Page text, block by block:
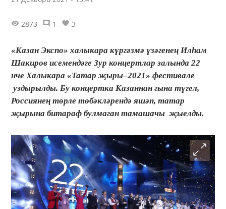
2873 1 3
«Казан Экспо» халыкара күргәзмә үзәгенең Илһам
Шакиров исемендәге Зур концертлар залында 22
нче Халыкара «Татар җыры–2021» фестивале
уздырылды. Бу концертка Казаннан гына түгел,
Россиянең төрле төбәкләрендә яшәп, татар
җырына битараф булмаган тамашачы җыелды.